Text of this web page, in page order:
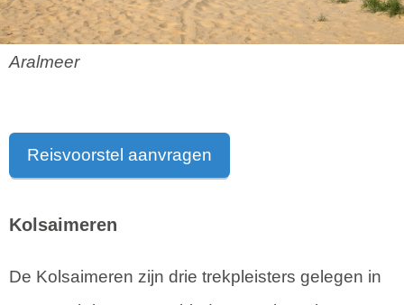
Aralmeer
Reisvoorstel aanvragen
Kolsaimeren
De Kolsaimeren zijn drie trekpleisters gelegen in